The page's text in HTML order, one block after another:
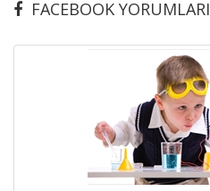
FACEBOOK YORUMLARI